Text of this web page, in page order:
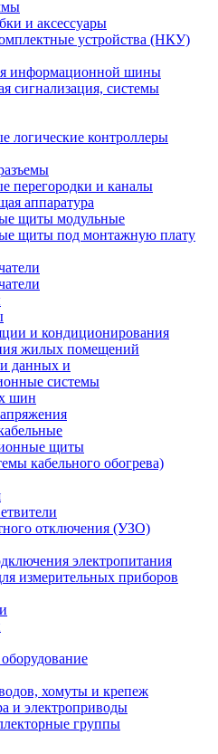
и аксессуары
устройства (НКУ)
информационной шины
сигнализация, системы
логические контроллеры
перегородки и каналы
аппаратура
щиты модульные
щиты под монтажную плату
и кондиционирования
жилых помещений
данных и
системы
шин
щиты
кабельного обогрева)
отключения (УЗО)
электропитания
измерительных приборов
хомуты и крепеж
и электроприводы
группы